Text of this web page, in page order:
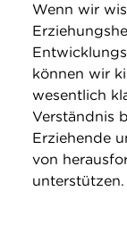
Wenn wir
können wir
wesentlich
Verständnis
Erziehende
von
unterstützen.